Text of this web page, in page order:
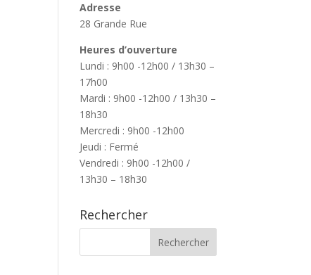
Adresse
28 Grande Rue
Heures d’ouverture
Lundi : 9h00 -12h00 / 13h30 –
17h00
Mardi : 9h00 -12h00 / 13h30 –
18h30
Mercredi : 9h00 -12h00
Jeudi : Fermé
Vendredi : 9h00 -12h00 /
13h30 – 18h30
Rechercher